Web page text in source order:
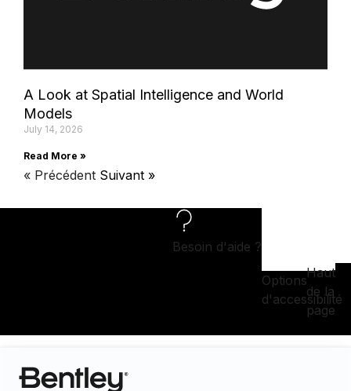
A Look at Spatial Intelligence and World
Models
July 14, 2026
Read More »
« Précédent Suivant »
Besoin d'aide ?
Options
d'accessibilité
Haut
de la
page